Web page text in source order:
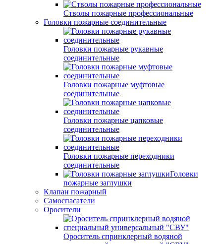
Стволы пожарные профессиональные
Головки пожарные соединительные
Головки пожарные рукавные
соединительные
Головки пожарные муфтовые
соединительные
Головки пожарные цапковые
соединительные
Головки пожарные переходники
соединительные
Головки
пожарные заглушки
Клапан пожарный
Самоспасатели
Оросители
Ороситель спринклерный водяной